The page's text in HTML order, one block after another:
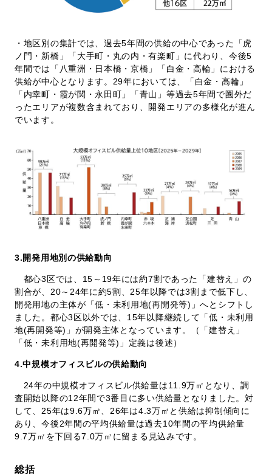
・地区別の集計では、過去5年間の供給の中心であった「虎
ノ門・新橋」「大手町・丸の内・有楽町」に代わり、今後5
年間では「八重洲・日本橋・京橋」「白金・高輪」における
供給が中心となります。29年においては、「白金・高輪」
「内幸町・霞が関・永田町」「青山」等過去5年間で圏外だ
ったエリアが複数含まれており、開発エリアの多様化が進ん
でいます。
3.開発用地別の供給動向
都心3区では、15～19年には約7割であった「建替え」の
割合が、20～24年に約5割、25年以降では3割まで低下し、
開発用地の主体が「低・未利用地(再開発等)」へとシフトし
ました。都心3区以外では、15年以降継続して「低・未利用
地(再開発等)」が開発主体となっています。（「建替え」
「低・未利用地(再開発等)」定義は後述）
4.中規模オフィスビルの供給動向
24年の中規模オフィスビル供給量は11.9万㎡となり、調
査開始以降の12年間で3番目に多い供給量となりました。対
して、25年は9.6万㎡、26年は4.3万㎡と供給は抑制傾向に
あり、今後2年間の平均供給量は過去10年間の平均供給量
9.7万㎡を下回る7.0万㎡に留まる見込みです。
総括